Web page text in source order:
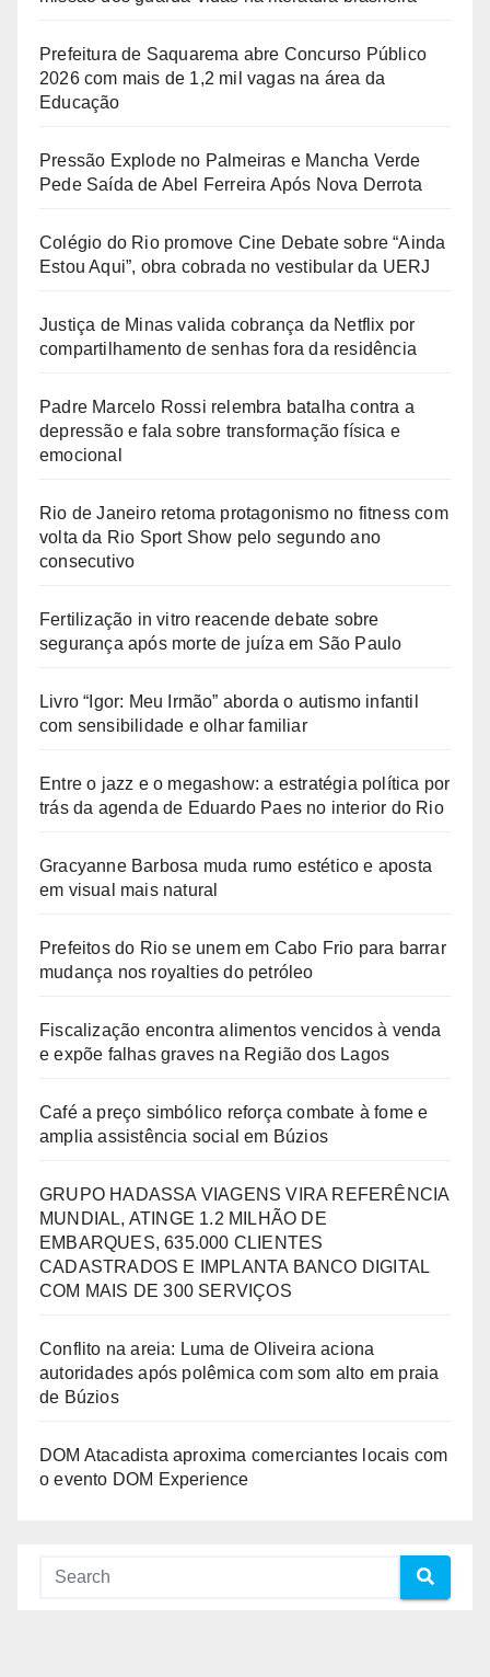
Prefeitura de Saquarema abre Concurso Público
2026 com mais de 1,2 mil vagas na área da
Educação
Pressão Explode no Palmeiras e Mancha Verde
Pede Saída de Abel Ferreira Após Nova Derrota
Colégio do Rio promove Cine Debate sobre “Ainda
Estou Aqui”, obra cobrada no vestibular da UERJ
Justiça de Minas valida cobrança da Netflix por
compartilhamento de senhas fora da residência
Padre Marcelo Rossi relembra batalha contra a
depressão e fala sobre transformação física e
emocional
Rio de Janeiro retoma protagonismo no fitness com
volta da Rio Sport Show pelo segundo ano
consecutivo
Fertilização in vitro reacende debate sobre
segurança após morte de juíza em São Paulo
Livro “Igor: Meu Irmão” aborda o autismo infantil
com sensibilidade e olhar familiar
Entre o jazz e o megashow: a estratégia política por
trás da agenda de Eduardo Paes no interior do Rio
Gracyanne Barbosa muda rumo estético e aposta
em visual mais natural
Prefeitos do Rio se unem em Cabo Frio para barrar
mudança nos royalties do petróleo
Fiscalização encontra alimentos vencidos à venda
e expõe falhas graves na Região dos Lagos
Café a preço simbólico reforça combate à fome e
amplia assistência social em Búzios
GRUPO HADASSA VIAGENS VIRA REFERÊNCIA
MUNDIAL, ATINGE 1.2 MILHÃO DE
EMBARQUES, 635.000 CLIENTES
CADASTRADOS E IMPLANTA BANCO DIGITAL
COM MAIS DE 300 SERVIÇOS
Conflito na areia: Luma de Oliveira aciona
autoridades após polêmica com som alto em praia
de Búzios
DOM Atacadista aproxima comerciantes locais com
o evento DOM Experience